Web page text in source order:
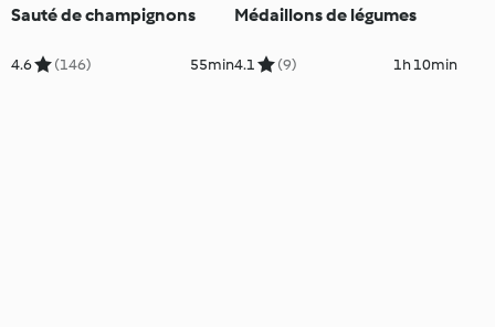
Sauté de champignons
4.6 (146) 55min
Médaillons de légumes
4.1 (9) 1h 10min